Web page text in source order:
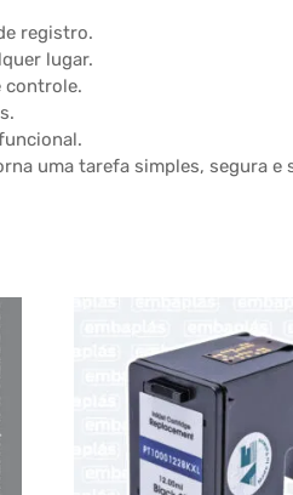
registro.
lugar.
controle.
uma tarefa simples, segura e